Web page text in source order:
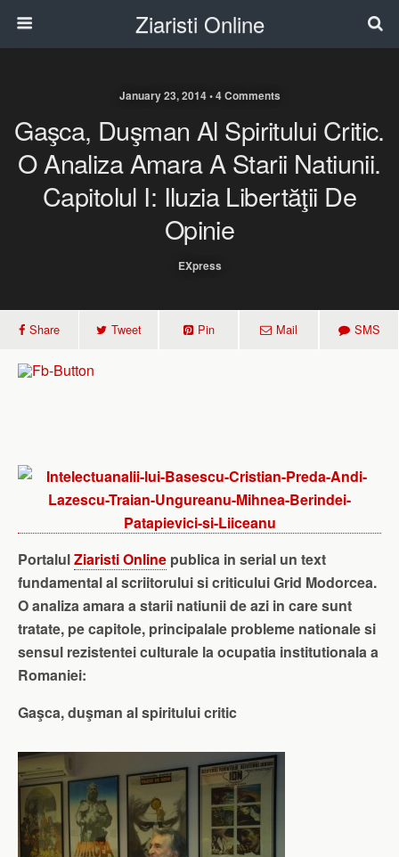
Ziaristi Online
January 23, 2014 • 4 Comments
Gaşca, Duşman Al Spiritului Critic.
O Analiza Amara A Starii Natiunii.
Capitolul I: Iluzia Libertăţii De
Opinie
EXpress
Share Tweet Pin Mail SMS
PortalulZiaristi Online publica in serial un text
fundamental al scriitorului si criticului Grid Modorcea.
O analiza amara a starii natiunii de azi in care sunt
tratate, pe capitole, principalale probleme nationale si
sensul rezistentei culturale la ocupatia institutionala a
Romaniei:
Gaşca, duşman al spiritului critic